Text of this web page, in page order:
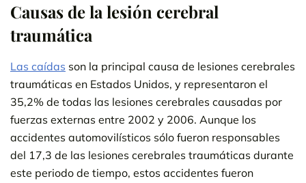
Causas de la lesión cerebral
traumática
Las caídas son la principal causa de lesiones cerebrales
traumáticas en Estados Unidos, y representaron el
35,2% de todas las lesiones cerebrales causadas por
fuerzas externas entre 2002 y 2006. Aunque los
accidentes automovilísticos sólo fueron responsables
del 17,3 de las lesiones cerebrales traumáticas durante
este periodo de tiempo, estos accidentes fueron